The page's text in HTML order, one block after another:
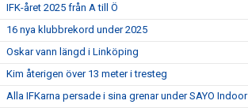
IFK-året 2025 från A till Ö
16 nya klubbrekord under 2025
Oskar vann längd i Linköping
Kim återigen över 13 meter i tresteg
Alla IFKarna persade i sina grenar under SAYO Indoor